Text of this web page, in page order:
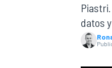
datos